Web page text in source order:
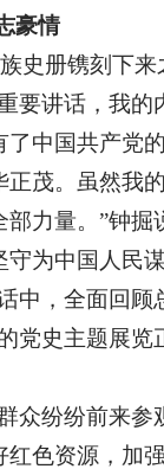
豪情
史册镌刻下来
要讲话，我
了中国共产党
正茂。虽然我
力量。”钟掘
为中国人民
中，全面回
党史主题展
众纷纷前来
色资源，加